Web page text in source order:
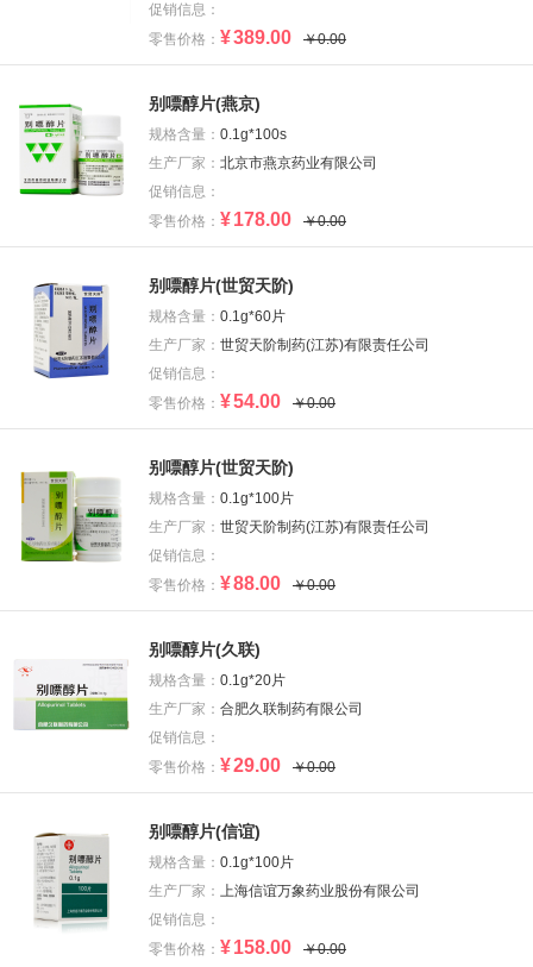
促销信息：
零售价格： ¥389.00 ￥0.00
别嘌醇片(燕京)
规格含量： 0.1g*100s
生产厂家： 北京市燕京药业有限公司
促销信息：
零售价格： ¥178.00 ￥0.00
别嘌醇片(世贸天阶)
规格含量： 0.1g*60片
生产厂家： 世贸天阶制药(江苏)有限责任公司
促销信息：
零售价格： ¥54.00 ￥0.00
别嘌醇片(世贸天阶)
规格含量： 0.1g*100片
生产厂家： 世贸天阶制药(江苏)有限责任公司
促销信息：
零售价格： ¥88.00 ￥0.00
别嘌醇片(久联)
规格含量： 0.1g*20片
生产厂家： 合肥久联制药有限公司
促销信息：
零售价格： ¥29.00 ￥0.00
别嘌醇片(信谊)
规格含量： 0.1g*100片
生产厂家： 上海信谊万象药业股份有限公司
促销信息：
零售价格： ¥158.00 ￥0.00